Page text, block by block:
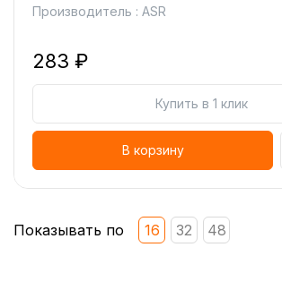
Производитель : ASR
283 ₽
Купить в 1 клик
В корзину
Показывать по 16 32 48